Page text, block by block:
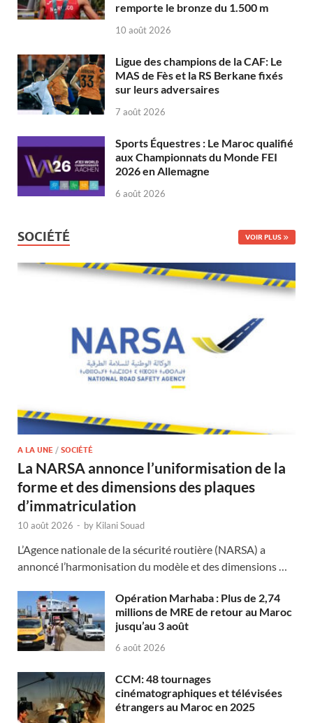
remporte le bronze du 1.500 m
10 août 2026
Ligue des champions de la CAF: Le
MAS de Fès et la RS Berkane fixés
sur leurs adversaires
7 août 2026
Sports Équestres : Le Maroc qualifié
aux Championnats du Monde FEI
2026 en Allemagne
6 août 2026
SOCIÉTÉ VOIR PLUS
A LA UNE / SOCIÉTÉ
La NARSA annonce l’uniformisation de la
forme et des dimensions des plaques
d’immatriculation
10 août 2026 - by Kilani Souad
L’Agence nationale de la sécurité routière (NARSA) a
annoncé l’harmonisation du modèle et des dimensions …
Opération Marhaba : Plus de 2,74
millions de MRE de retour au Maroc
jusqu’au 3 août
6 août 2026
CCM: 48 tournages
cinématographiques et télévisées
étrangers au Maroc en 2025